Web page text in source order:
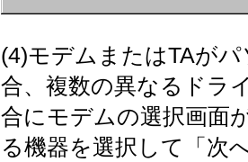
(4)モデムまたはTAが
合、複数の異なるドラ
合にモデムの選択画面
る機器を選択して「次